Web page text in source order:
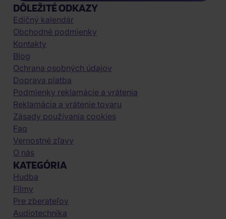
DÔLEŽITÉ ODKAZY
Edičný kalendár
Obchodné podmienky
Kontakty
Blog
Ochrana osobných údajov
Doprava platba
Podmienky reklamácie a vrátenia
Reklamácia a vrátenie tovaru
Zásady používania cookies
Faq
Vernostné zľavy
O nás
KATEGÓRIA
Hudba
Filmy
Pre zberateľov
Audiotechnika